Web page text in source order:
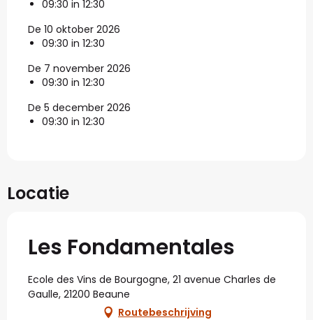
09:30 in 12:30
De 10 oktober 2026
09:30 in 12:30
De 7 november 2026
09:30 in 12:30
De 5 december 2026
09:30 in 12:30
Locatie
Les Fondamentales
Ecole des Vins de Bourgogne, 21 avenue Charles de
Gaulle, 21200 Beaune
Routebeschrijving